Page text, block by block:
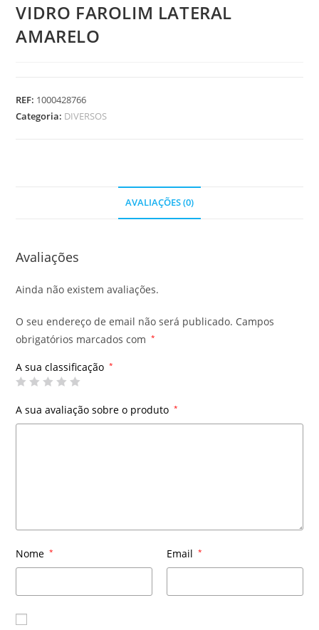
VIDRO FAROLIM LATERAL
AMARELO
REF: 1000428766
Categoria: DIVERSOS
AVALIAÇÕES (0)
Avaliações
Ainda não existem avaliações.
O seu endereço de email não será publicado. Campos
obrigatórios marcados com
*
A sua classificação *
A sua avaliação sobre o produto *
Nome * Email *